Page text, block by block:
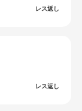
レス返し
レス返し